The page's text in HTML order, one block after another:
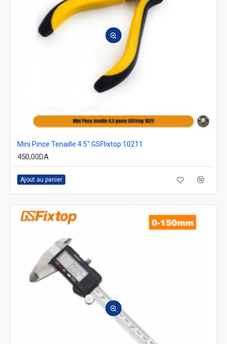
Mini Pince Tenaille 4.5" GSFIixtop 10211
450,00DA
Ajout au panier